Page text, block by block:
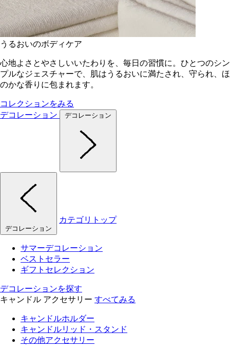
うるおいのボディケア
心地よさとやさしいいたわりを、毎日の習慣に。ひとつのシン
プルなジェスチャーで、肌はうるおいに満たされ、守られ、ほ
のかな香りに包まれます。
コレクションをみる
デコレーション
デコレーション
デコレーション
カテゴリトップ
サマーデコレーション
ベストセラー
ギフトセレクション
デコレーションを探す
キャンドル アクセサリー すべてみる
キャンドルホルダー
キャンドルリッド・スタンド
その他アクセサリー